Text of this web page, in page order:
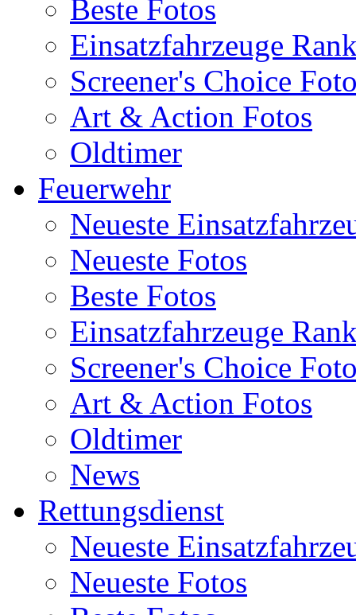
Beste Fotos
Einsatzfahrzeuge
Screener's Choice
Art & Action Fotos
Oldtimer
Feuerwehr
Neueste
Neueste Fotos
Beste Fotos
Einsatzfahrzeuge
Screener's Choice
Art & Action Fotos
Oldtimer
News
Rettungsdienst
Neueste
Neueste Fotos